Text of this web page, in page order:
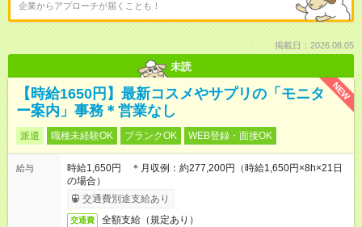
企業からアプローチが届くことも！
掲載日：2026.08.05
未読
NEW
【時給1650円】最新コスメやサプリの「モニタ
ー案内」事務＊営業なし
派遣 職種未経験OK ブランクOK WEB登録・面接OK
給与
時給1,650円 ＊月収例：約277,200円（時給1,650円×8h×21日
の場合）
交通費別途支給あり
交通費 全額支給（規定あり）